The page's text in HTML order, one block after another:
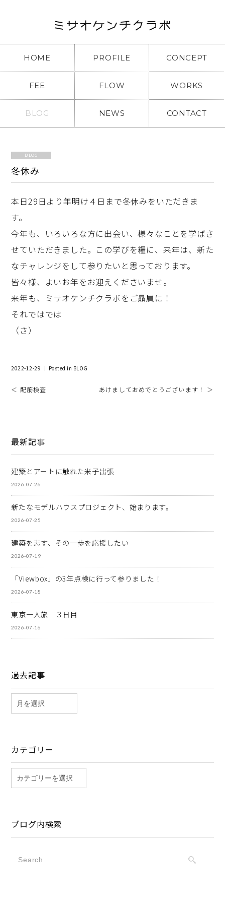
HOME PROFILE CONCEPT
FEE FLOW WORKS
BLOG NEWS CONTACT
BLOG
冬休み
本日29日より年明け４日まで冬休みをいただきま
す。
今年も、いろいろな方に出会い、様々なことを学ばさ
せていただきました。この学びを糧に、来年は、新た
なチャレンジをして参りたいと思っております。
皆々様、よいお年をお迎えくださいませ。
来年も、ミサオケンチクラボをご贔屓に！
それではでは
（さ）
2022-12-29 ｜ Posted in BLOG
＜ 配筋検査 あけましておめでとうございます！ ＞
最新記事
建築とアートに触れた米子出張
2026-07-26
新たなモデルハウスプロジェクト、始まります。
2026-07-25
建築を志す、その一歩を応援したい
2026-07-19
「Viewbox」の3年点検に行って参りました！
2026-07-18
東京一人旅 ３日目
2026-07-16
過去記事
カテゴリー
ブログ内検索